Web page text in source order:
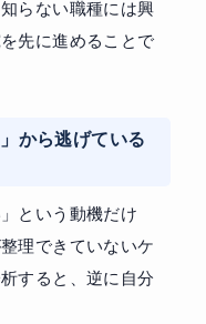
らない職種には興
先に進めることで
から逃げている
という動機だけ
理できていないケ
すると、逆に自分